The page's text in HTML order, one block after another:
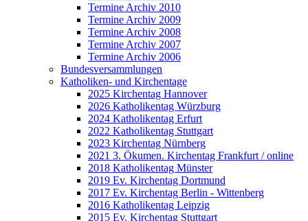
Termine Archiv 2010
Termine Archiv 2009
Termine Archiv 2008
Termine Archiv 2007
Termine Archiv 2006
Bundesversammlungen
Katholiken- und Kirchentage
2025 Kirchentag Hannover
2026 Katholikentag Würzburg
2024 Katholikentag Erfurt
2022 Katholikentag Stuttgart
2023 Kirchentag Nürnberg
2021 3. Ökumen. Kirchentag Frankfurt / online
2018 Katholikentag Münster
2019 Ev. Kirchentag Dortmund
2017 Ev. Kirchentag Berlin - Wittenberg
2016 Katholikentag Leipzig
2015 Ev. Kirchentag Stuttgart